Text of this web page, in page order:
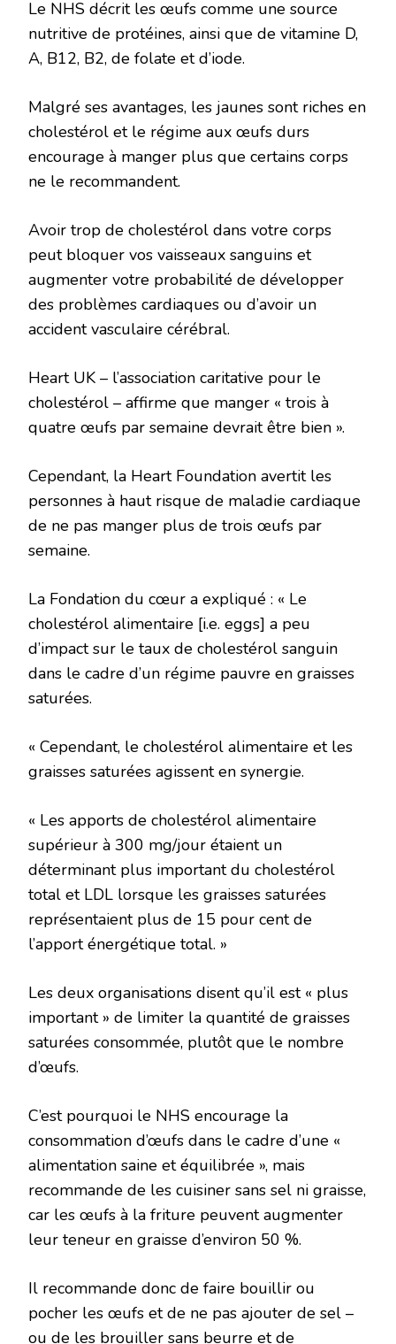
Le NHS décrit les œufs comme une source
nutritive de protéines, ainsi que de vitamine D,
A, B12, B2, de folate et d’iode.
Malgré ses avantages, les jaunes sont riches en
cholestérol et le régime aux œufs durs
encourage à manger plus que certains corps
ne le recommandent.
Avoir trop de cholestérol dans votre corps
peut bloquer vos vaisseaux sanguins et
augmenter votre probabilité de développer
des problèmes cardiaques ou d’avoir un
accident vasculaire cérébral.
Heart UK – l’association caritative pour le
cholestérol – affirme que manger « trois à
quatre œufs par semaine devrait être bien ».
Cependant, la Heart Foundation avertit les
personnes à haut risque de maladie cardiaque
de ne pas manger plus de trois œufs par
semaine.
La Fondation du cœur a expliqué : « Le
cholestérol alimentaire [i.e. eggs] a peu
d’impact sur le taux de cholestérol sanguin
dans le cadre d’un régime pauvre en graisses
saturées.
« Cependant, le cholestérol alimentaire et les
graisses saturées agissent en synergie.
« Les apports de cholestérol alimentaire
supérieur à 300 mg/jour étaient un
déterminant plus important du cholestérol
total et LDL lorsque les graisses saturées
représentaient plus de 15 pour cent de
l’apport énergétique total. »
Les deux organisations disent qu’il est « plus
important » de limiter la quantité de graisses
saturées consommée, plutôt que le nombre
d’œufs.
C’est pourquoi le NHS encourage la
consommation d’œufs dans le cadre d’une «
alimentation saine et équilibrée », mais
recommande de les cuisiner sans sel ni graisse,
car les œufs à la friture peuvent augmenter
leur teneur en graisse d’environ 50 %.
Il recommande donc de faire bouillir ou
pocher les œufs et de ne pas ajouter de sel –
ou de les brouiller sans beurre et de